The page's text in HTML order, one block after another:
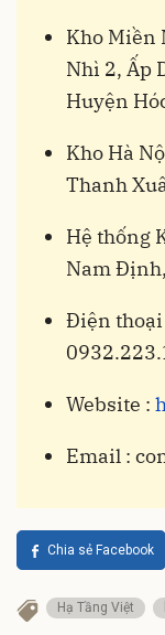
Kho Miền
Nhì 2, Ấp
Huyện
Kho Hà
Thanh
Hệ thống
Nam
Điện thoại
Website :
Email :
Chia sẻ Facebook
Hạ Tầng Việt